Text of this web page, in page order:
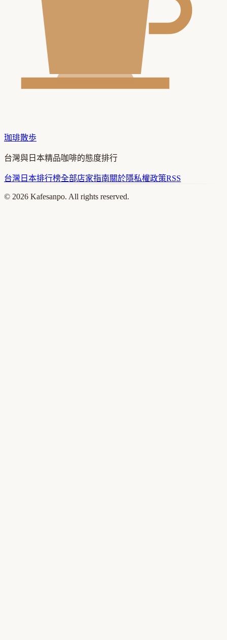
珈琲散歩
台灣與日本精品咖啡的態度排行
台灣 日本排行榜全部店家指南關於隱私權政策RSS
© 2026 Kafesanpo. All rights reserved.